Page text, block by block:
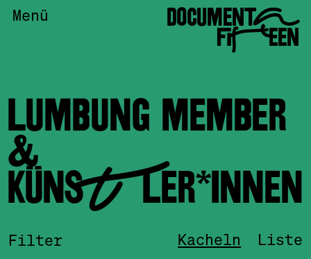
Menü DOCUMENTA
FIFTEEN
LUMBUNG MEMBER
&
KÜNSTLER*INNEN
Filter Kacheln Liste